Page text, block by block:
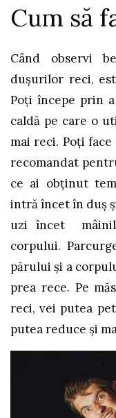
Cum să
Când observi
dușurilor reci,
Poți începe prin
caldă pe care o
mai reci. Poți
recomandat
ce ai obținut
intră încet în duș
uzi încet
corpului.
părului și a
prea rece. Pe
reci, vei putea
putea reduce și